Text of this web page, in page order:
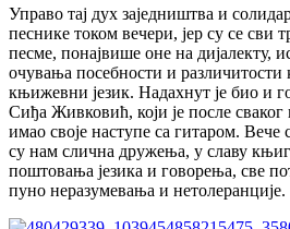
Управо тај дух заједништва и
песнике током вечери, јер су се сви
песме, понајвише оне на дијалекту,
очувања посебности и различитости
књижевни језик. Надахнут је био и
Сиђа Живковић, који је после
имао своје наступе са гитаром.
су нам слична дружења, у славу
поштовања језика и говорења, све
пуно неразумевања и нетолеранције.